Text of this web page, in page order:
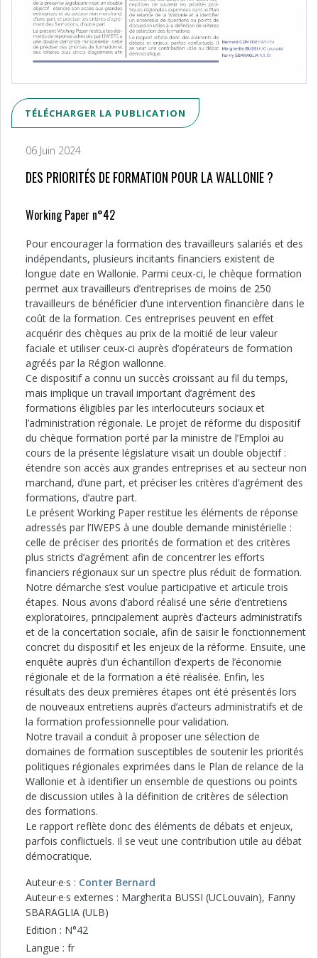
TÉLÉCHARGER LA PUBLICATION
06 Juin 2024
DES PRIORITÉS DE FORMATION POUR LA WALLONIE ?
Working Paper n°42
Pour encourager la formation des travailleurs salariés et des
indépendants, plusieurs incitants financiers existent de
longue date en Wallonie. Parmi ceux-ci, le chèque formation
permet aux travailleurs d’entreprises de moins de 250
travailleurs de bénéficier d’une intervention financière dans le
coût de la formation. Ces entreprises peuvent en effet
acquérir des chèques au prix de la moitié de leur valeur
faciale et utiliser ceux-ci auprès d’opérateurs de formation
agréés par la Région wallonne.
Ce dispositif a connu un succès croissant au fil du temps,
mais implique un travail important d’agrément des
formations éligibles par les interlocuteurs sociaux et
l’administration régionale. Le projet de réforme du dispositif
du chèque formation porté par la ministre de l’Emploi au
cours de la présente législature visait un double objectif :
étendre son accès aux grandes entreprises et au secteur non
marchand, d’une part, et préciser les critères d’agrément des
formations, d’autre part.
Le présent Working Paper restitue les éléments de réponse
adressés par l’IWEPS à une double demande ministérielle :
celle de préciser des priorités de formation et des critères
plus stricts d’agrément afin de concentrer les efforts
financiers régionaux sur un spectre plus réduit de formation.
Notre démarche s’est voulue participative et articule trois
étapes. Nous avons d’abord réalisé une série d’entretiens
exploratoires, principalement auprès d’acteurs administratifs
et de la concertation sociale, afin de saisir le fonctionnement
concret du dispositif et les enjeux de la réforme. Ensuite, une
enquête auprès d’un échantillon d’experts de l’économie
régionale et de la formation a été réalisée. Enfin, les
résultats des deux premières étapes ont été présentés lors
de nouveaux entretiens auprès d’acteurs administratifs et de
la formation professionnelle pour validation.
Notre travail a conduit à proposer une sélection de
domaines de formation susceptibles de soutenir les priorités
politiques régionales exprimées dans le Plan de relance de la
Wallonie et à identifier un ensemble de questions ou points
de discussion utiles à la définition de critères de sélection
des formations.
Le rapport reflète donc des éléments de débats et enjeux,
parfois conflictuels. Il se veut une contribution utile au débat
démocratique.
Auteur·e·s : Conter Bernard
Auteur·e·s externes : Margherita BUSSI (UCLouvain), Fanny
SBARAGLIA (ULB)
Edition : N°42
Langue : fr